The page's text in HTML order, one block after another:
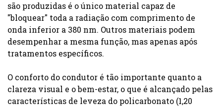
são produzidas é o único material capaz de
"bloquear" toda a radiação com comprimento de
onda inferior a 380 nm. Outros materiais podem
desempenhar a mesma função, mas apenas após
tratamentos específicos.
O conforto do condutor é tão importante quanto a
clareza visual e o bem-estar, o que é alcançado pelas
características de leveza do policarbonato (1,20